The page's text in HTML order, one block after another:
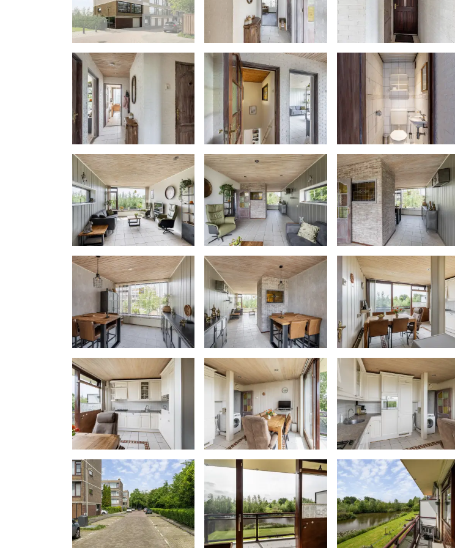
De twee slaapkamers zijn verdeeld gelegen over zowel de voor- en
achterzijde, waarbij de kamer aan de voorzijde is voorzien van laminaat
en de kamer aan de achterzijde is voorzien van vloerbedekking.
BIJZONDERHEDEN
- De woning is deels voorzien van kunststof kozijnen met HR+ glas en
deels voorzien van houten kozijnen met HR+ glas
- De slaapkamers op de begane grond zijn voorzien van
inbraakvertragend dubbel HR+ glas
- Aan de zuidkant van de woonkamer hangt een zonnescherm
(handbediend)
- De woonkamer en de slaapkamer op de 1e verdieping beschikken over
insectenhorren
- Blokverwarming
- Geiser
- Garage die apart wordt aangeboden voor € 39.000,-- K.K.
- Actieve VvE (bijdrage €368,- per maand, inclusief voorschot stookkosten
van € 130,-- + de bijdrage aan Erfpacht)
- Gemeenschappelijke tuin aan het water met een terras
- Erfpacht loopt tot 30 juni 2061, canon zit verwerkt in de bijdrage VvE
- Bouwjaar 1962
- Oplevering in overleg
Woonoppervlakte
De Meetinstructie is gebaseerd op de NEN2580. De Meetinstructie is
bedoeld om een meer eenduidige manier van meten toe te passen voor
het geven van een indicatie van de gebruiksoppervlakte. De
Meetinstructie sluit verschillen in meetuitkomsten niet volledig uit, door
bijvoorbeeld interpretatieverschillen, afrondingen of beperkingen bij het
uitvoeren van de meting. Indien de exacte maten voor een koper van
cruciaal belang zijn, adviseren wij deze zelf na te meten. De
(kandidaat)koper(s) zullen, indien gewenst, daartoe in de gelegenheid
gesteld worden op een passend moment teneinde teleurstellingen en